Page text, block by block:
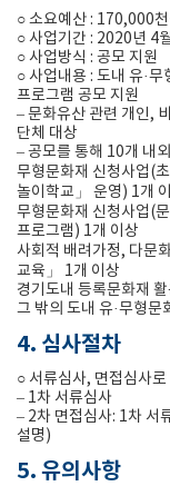
○ 소요예산 : 170,000
○ 사업기간 : 2020년 4
○ 사업방식 : 공모 지원
○ 사업내용 : 도내 유·
프로그램 공모 지원
– 문화유산 관련 개인,
단체 대상
– 공모를 통해 10개 내
무형문화재 신청사업(
놀이학교」 운영) 1개
무형문화재 신청사업(
프로그램) 1개 이상
사회적 배려가정, 다문
교육」 1개 이상
경기도내 등록문화재
그 밖의 도내 유·무형문
4. 심사절차
○ 서류심사, 면접심사로
– 1차 서류심사
– 2차 면접심사: 1차 서
설명)
5. 유의사항